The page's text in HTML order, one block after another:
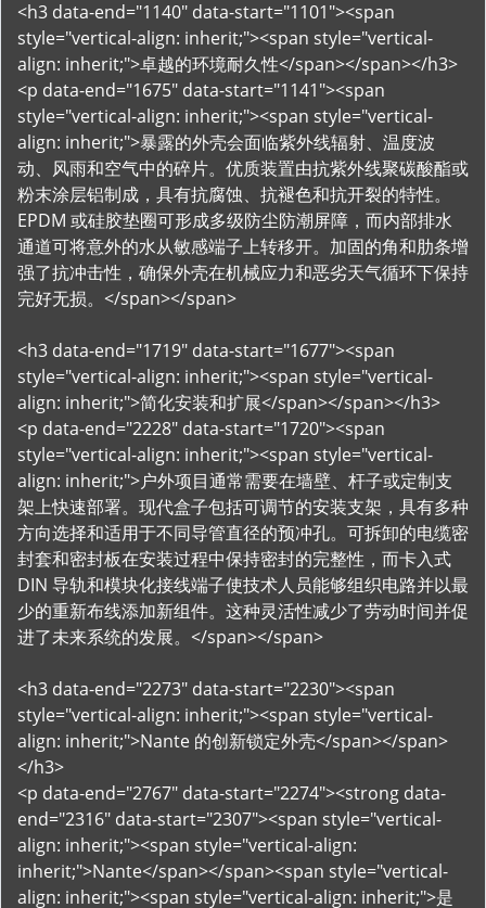
<h3 data-end="1140" data-start="1101"><span
style="vertical-align: inherit;"><span style="vertical-
align: inherit;">卓越的环境耐久性</span></span></h3>
<p data-end="1675" data-start="1141"><span
style="vertical-align: inherit;"><span style="vertical-
align: inherit;">暴露的外壳会面临紫外线辐射、温度波
动、风雨和空气中的碎片。优质装置由抗紫外线聚碳酸酯或
粉末涂层铝制成，具有抗腐蚀、抗褪色和抗开裂的特性。
EPDM 或硅胶垫圈可形成多级防尘防潮屏障，而内部排水
通道可将意外的水从敏感端子上转移开。加固的角和肋条增
强了抗冲击性，确保外壳在机械应力和恶劣天气循环下保持
完好无损。</span></span>
<h3 data-end="1719" data-start="1677"><span
style="vertical-align: inherit;"><span style="vertical-
align: inherit;">简化安装和扩展</span></span></h3>
<p data-end="2228" data-start="1720"><span
style="vertical-align: inherit;"><span style="vertical-
align: inherit;">户外项目通常需要在墙壁、杆子或定制支
架上快速部署。现代盒子包括可调节的安装支架，具有多种
方向选择和适用于不同导管直径的预冲孔。可拆卸的电缆密
封套和密封板在安装过程中保持密封的完整性，而卡入式
DIN 导轨和模块化接线端子使技术人员能够组织电路并以最
少的重新布线添加新组件。这种灵活性减少了劳动时间并促
进了未来系统的发展。</span></span>
<h3 data-end="2273" data-start="2230"><span
style="vertical-align: inherit;"><span style="vertical-
align: inherit;">Nante 的创新锁定外壳</span></span>
</h3>
<p data-end="2767" data-start="2274"><strong data-
end="2316" data-start="2307"><span style="vertical-
align: inherit;"><span style="vertical-align:
inherit;">Nante</span></span><span style="vertical-
align: inherit;"><span style="vertical-align: inherit;">是